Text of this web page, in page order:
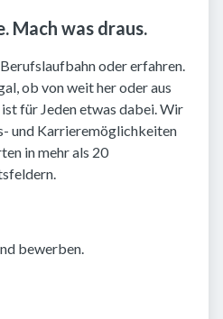
Mach was draus.
oder erfahren.
ob von weit her oder aus
für Jeden etwas dabei. Wir
und Karrieremöglichkeiten
in mehr als 20
bewerben.